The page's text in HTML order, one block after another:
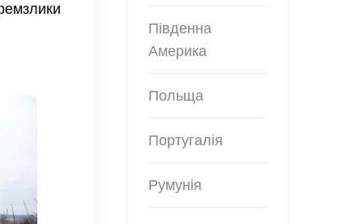
Південна
Америка
Польща
Португалія
Румунія